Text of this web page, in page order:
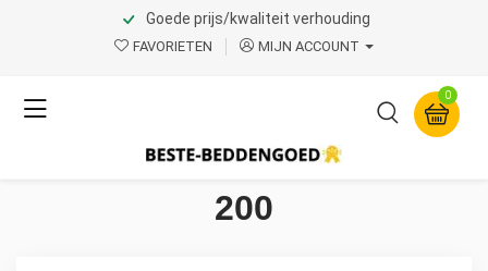
Goede prijs/kwaliteit verhouding
FAVORIETEN MIJN ACCOUNT
0
Home Product Page v.1
Enkel Jersey 135 gr.
Hoeslaken Creme 80/100 x
200